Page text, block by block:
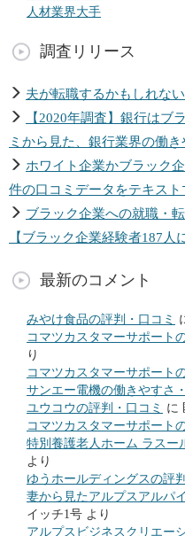
人材業界大手
調査リリース
夫が転職するかもしれな
【2020年調査】銀行はブ
ミから見た、銀行業界の働
ホワイト企業かブラック
件の口コミデータをテキスト
ブラック企業への就職・
【ブラック企業経験者187人
最新のコメント
みやけ食品の評判・口コミ
コマツカスタマーサポート
り
コマツカスタマーサポート
サンエー電機の働きやすさ
ユウコウの評判・口コミ に
コマツカスタマーサポート
特別養護老人ホーム ラスー
より
ゆうホールディングスの評
妻から見たアルプスアルパ
イッチ1号 より
アルプスビジネスクリエー